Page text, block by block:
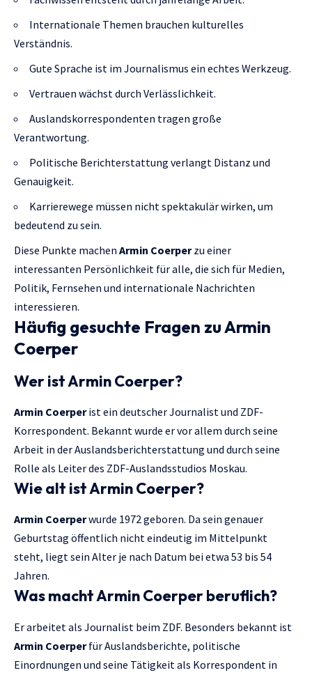
Internationale Themen brauchen kulturelles
Verständnis.
Gute Sprache ist im Journalismus ein echtes Werkzeug.
Vertrauen wächst durch Verlässlichkeit.
Auslandskorrespondenten tragen große
Verantwortung.
Politische Berichterstattung verlangt Distanz und
Genauigkeit.
Karrierewege müssen nicht spektakulär wirken, um
bedeutend zu sein.
Diese Punkte machen Armin Coerperzu einer
interessanten Persönlichkeit für alle, die sich für Medien,
Politik, Fernsehen und internationale Nachrichten
interessieren.
Häufig gesuchte Fragen zu Armin
Coerper
Wer ist Armin Coerper?
Armin Coerperist ein deutscher Journalist und ZDF-
Korrespondent. Bekannt wurde er vor allem durch seine
Arbeit in der Auslandsberichterstattung und durch seine
Rolle als Leiter des ZDF-Auslandsstudios Moskau.
Wie alt ist Armin Coerper?
Armin Coerperwurde 1972 geboren. Da sein genauer
Geburtstag öffentlich nicht eindeutig im Mittelpunkt
steht, liegt sein Alter je nach Datum bei etwa 53 bis 54
Jahren.
Was macht Armin Coerper beruflich?
Er arbeitet als Journalist beim ZDF. Besonders bekannt ist
Armin Coerperfür Auslandsberichte, politische
Einordnungen und seine Tätigkeit als Korrespondent in